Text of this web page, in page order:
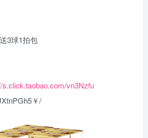
3球1拍包
s.click.taobao.com/vn3Nzfu
￥/